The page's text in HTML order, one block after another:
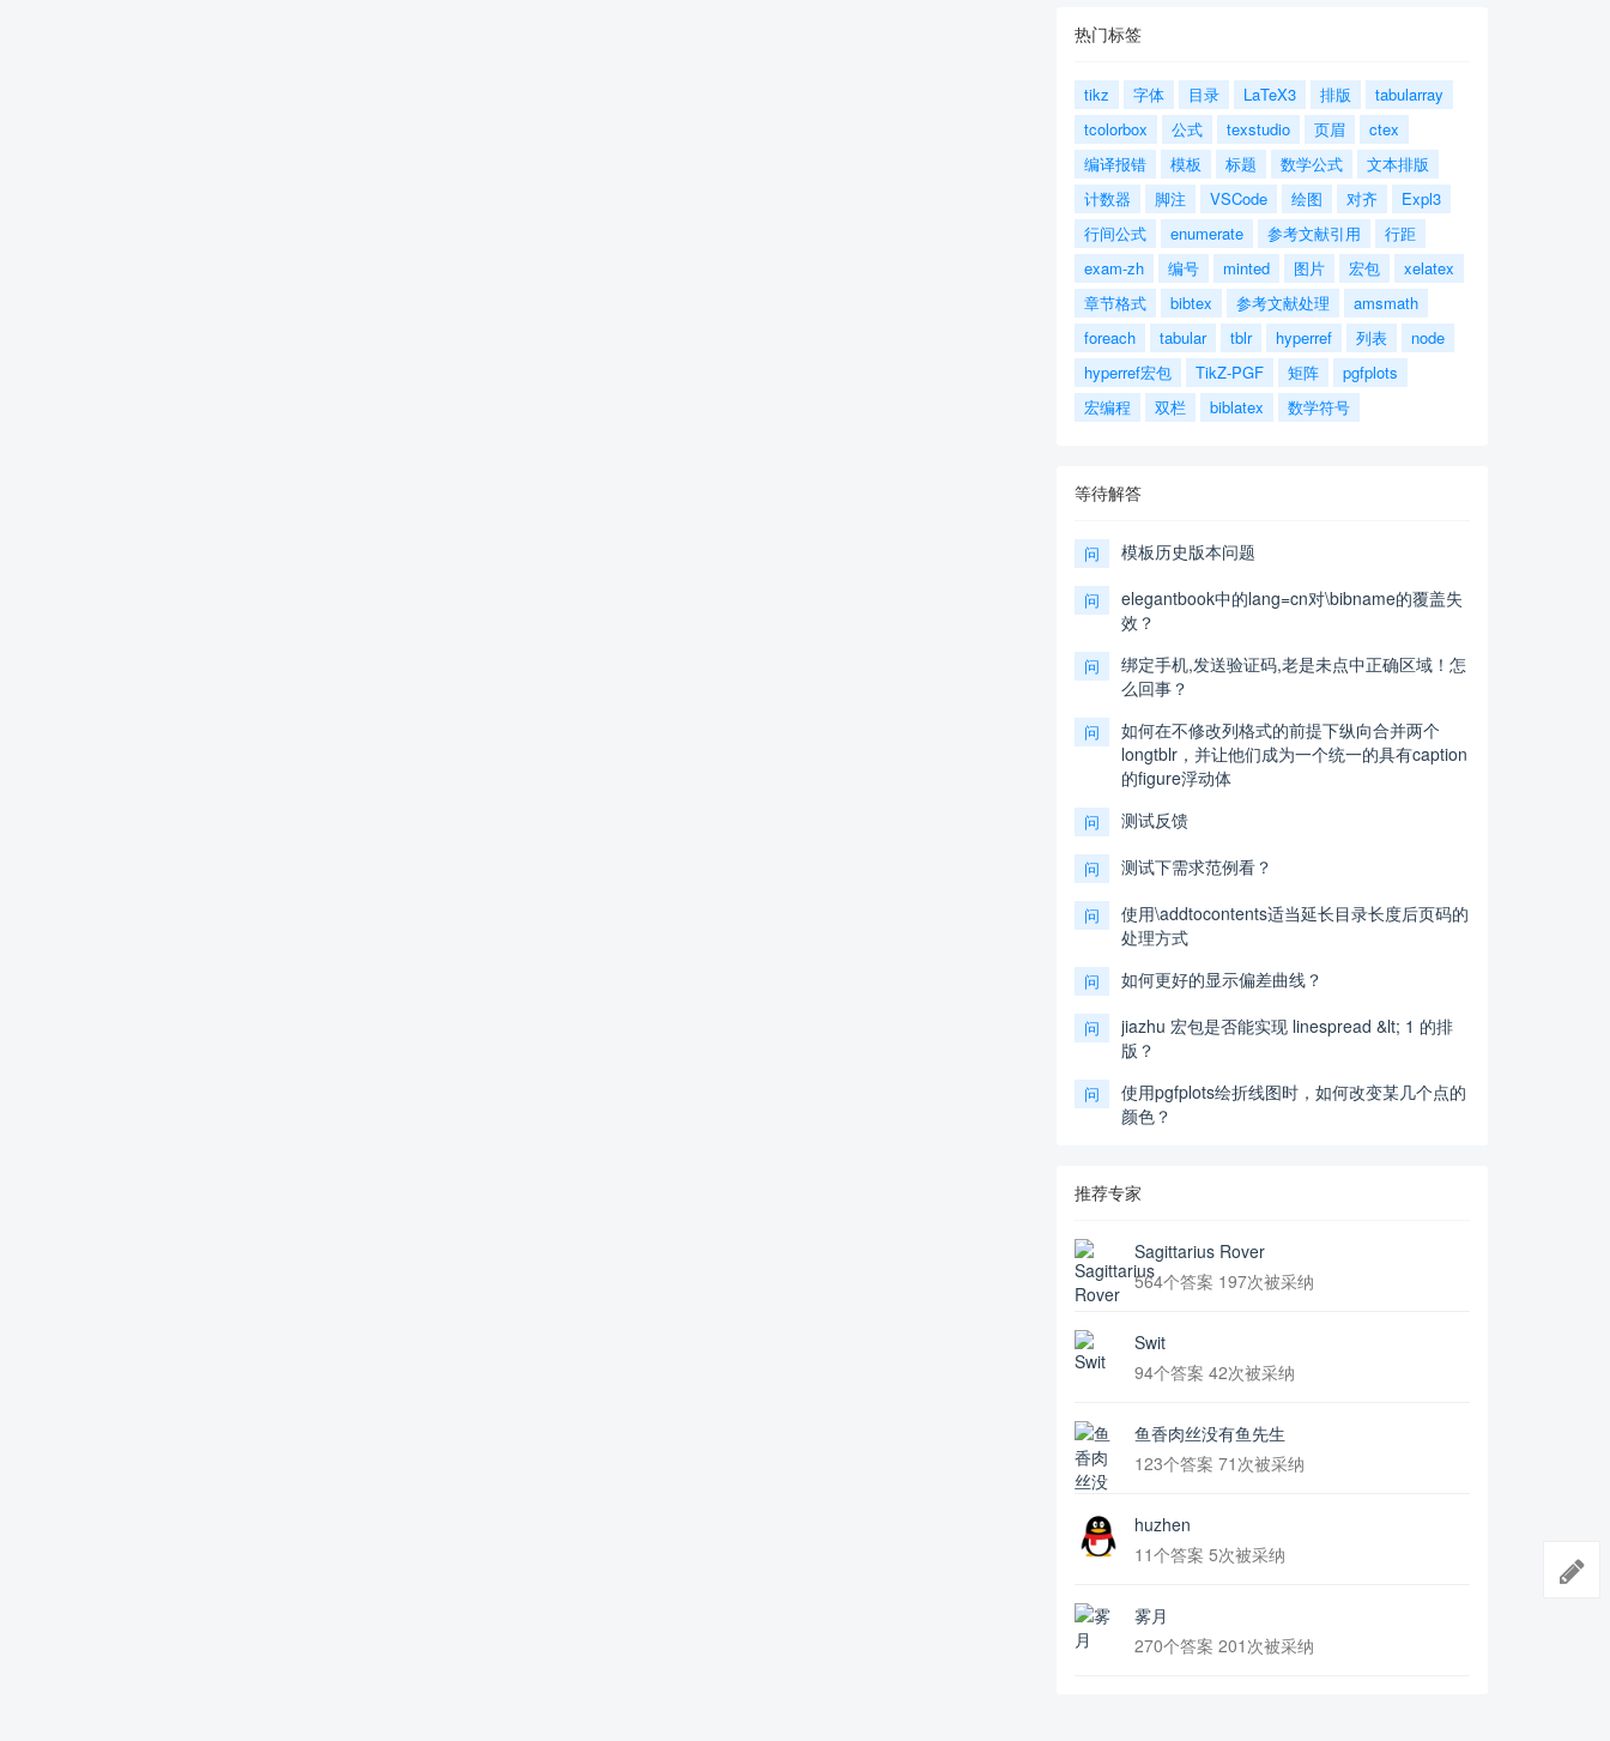
热门标签
tikz 字体 目录 LaTeX3 排版
tabularray
tcolorbox
公式 texstudio 页眉
ctex
编译报错
模板 标题 数学公式
文本排版
计数器
脚注 VSCode 绘图 对齐
Expl3
行间公式
enumerate 参考文献引用
行距
exam-zh
编号 minted 图片 宏包
xelatex
章节格式
bibtex 参考文献处理
amsmath
foreach
tabular tblr hyperref 列表
node
hyperref宏包
TikZ-PGF 矩阵
pgfplots
宏编程
双栏 biblatex 数学符号
等待解答
问 模板历史版本问题
问
elegantbook中的lang=cn对\bibname的覆盖失
效？
问
绑定手机,发送验证码,老是未点中正确区域！怎
么回事？
问
如何在不修改列格式的前提下纵向合并两个
longtblr，并让他们成为一个统一的具有caption
的figure浮动体
问 测试反馈
问 测试下需求范例看？
问
使用\addtocontents适当延长目录长度后页码的
处理方式
问 如何更好的显示偏差曲线？
问
jiazhu 宏包是否能实现 linespread &lt; 1 的排
版？
问
使用pgfplots绘折线图时，如何改变某几个点的
颜色？
推荐专家
Sagittarius Rover
564个答案 197次被采纳
Swit
94个答案 42次被采纳
鱼香肉丝没有鱼先生
123个答案 71次被采纳
huzhen
11个答案 5次被采纳
雾月
270个答案 201次被采纳